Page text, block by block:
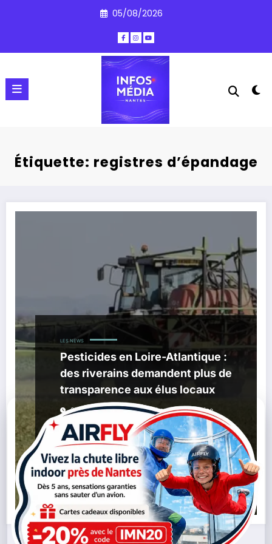
05/08/2026
Étiquette: registres d’épandage
LES NEWS
Pesticides en Loire-Atlantique :
des riverains demandent plus de
transparence aux élus locaux
31/05/2026 Agriculture Locale,GreenVoice,
Machecoul-Saint-Même ,Pays De Retz,
Qualité De L’eau, Registres D’épandage ,Riverains
Ensemble
Lire la suite